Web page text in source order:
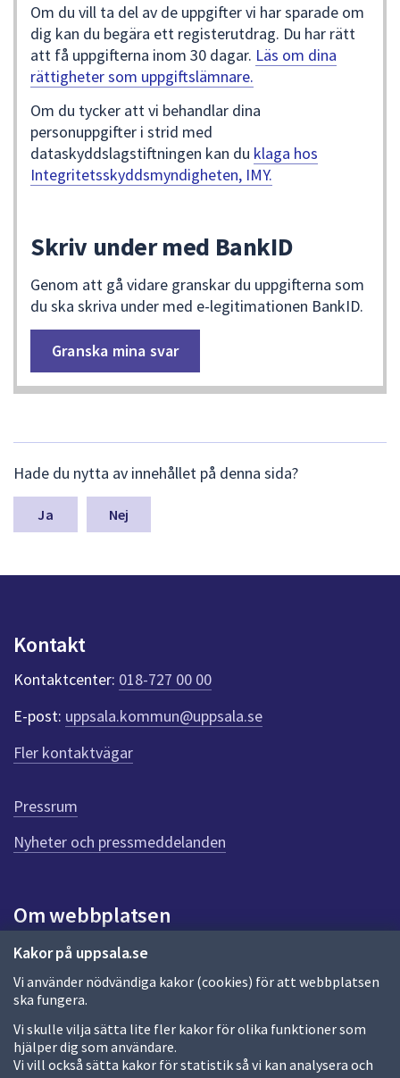
Kakor på uppsala.se
Vi använder nödvändiga kakor (cookies) för att webbplatsen
ska fungera.
Vi skulle vilja sätta lite fler kakor för olika funktioner som
hjälper dig som användare.
Vi vill också sätta kakor för statistik så vi kan analysera och
Om du vill ta del av de uppgifter vi har sparade om
dig kan du begära ett registerutdrag. Du har rätt
att få uppgifterna inom 30 dagar. Läs om dina
rättigheter som uppgiftslämnare.
Om du tycker att vi behandlar dina
personuppgifter i strid med
dataskyddslagstiftningen kan du klaga hos
Integritetsskyddsmyndigheten, IMY.
Skriv under med BankID
Genom att gå vidare granskar du uppgifterna som
du ska skriva under med e-legitimationen BankID.
ä
m
a
y
n
t
r
ö
e
n
n
i
d
a
Hade du nytta av innehållet på denna sida?
Nej
Kontakt
Kontaktcenter: 018-727 00 00
E-post: uppsala.kommun@uppsala.se
Fler kontaktvägar
Pressrum
Nyheter och pressmeddelanden
Om webbplatsen
Om webbplatsen
Allmänna handlingar och diarium
Behandling av personuppgifter
Kakor